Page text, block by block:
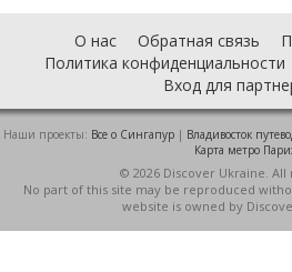
О нас Обратная связь
Политика конфиденциальности
Вход для
Наши проекты: Все о Cингапур| Владивосток
Карта метро
© 2026 Discover Ukraine.
No part of this site may be reproduced
website is owned by